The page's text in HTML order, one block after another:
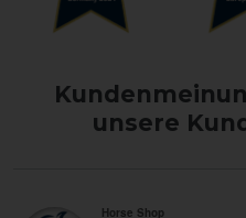
unsere